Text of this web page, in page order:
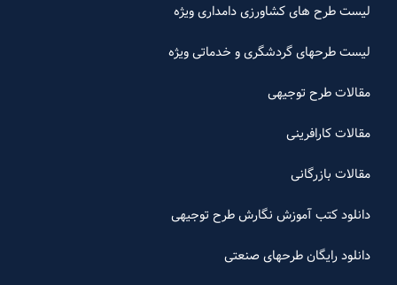
لیست طرح های کشاورزی دامداری ویژه
لیست طرحهای گردشگری و خدماتی ویژه
مقالات طرح توجیهی
مقالات کارافرینی
مقالات بازرگانی
دانلود کتب آموزش نگارش طرح توجیهی
دانلود رایگان طرحهای صنعتی